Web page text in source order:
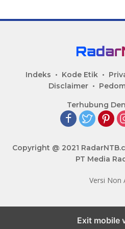
Indeks Kode Etik
Disclaimer
Terhubung
Copyright @ 2021
PT Media
Versi Non
Exit mobile